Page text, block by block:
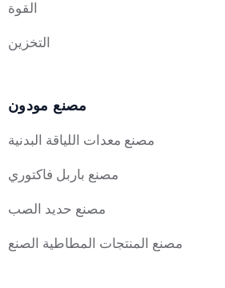
القوة
التخزين
مصنع مودون
مصنع معدات اللياقة البدنية
مصنع باربل فاكتوري
مصنع حديد الصب
مصنع المنتجات المطاطية الصنع